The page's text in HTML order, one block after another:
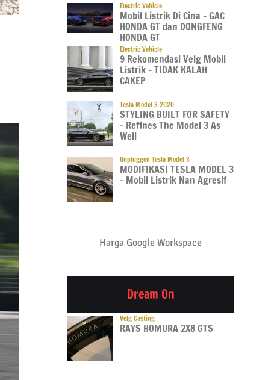
Electric Vehicle
Mobil Listrik Di Cina – GAC
HONDA GT dan DONGFENG
HONDA GT
Electric Vehicle
9 Rekomendasi Velg Mobil
Listrik – TIDAK KALAH
CAKEP
Tesla Model 3 2020
STYLING BUILT FOR SAFETY
– Refines The Model 3 As
Well
Unplugged Tesla Model 3
MODIFIKASI TESLA MODEL 3
– Mobil Listrik Nan Agresif
Harga Google Workspace
Dream On
Velg Casting
RAYS HOMURA 2X8 GTS